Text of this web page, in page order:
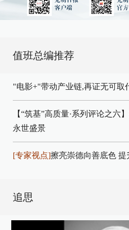
值班总编推荐
"电影+"带动产业链,再证无可取
【“筑基”高质量·系列评论之六
永世盛景
[专家视点]擦亮崇德向善底色
追思